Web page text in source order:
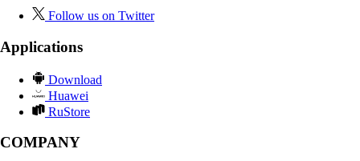
Follow us on Twitter
Applications
Download
Huawei
RuStore
COMPANY